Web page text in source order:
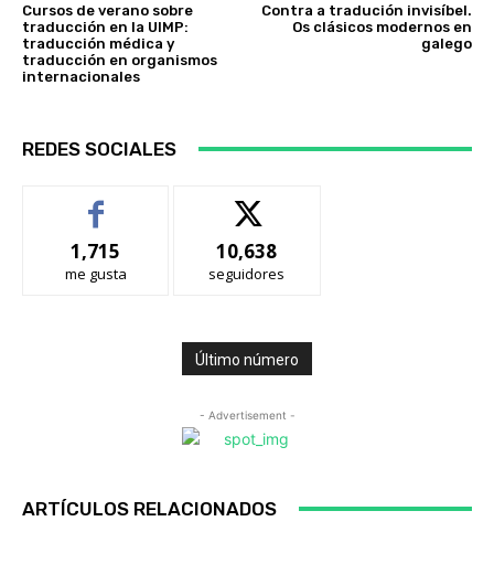
Cursos de verano sobre
traducción en la UIMP:
traducción médica y
traducción en organismos
internacionales
Contra a tradución invisíbel.
Os clásicos modernos en
galego
REDES SOCIALES
1,715
me gusta
10,638
seguidores
Último número
- Advertisement -
ARTÍCULOS RELACIONADOS